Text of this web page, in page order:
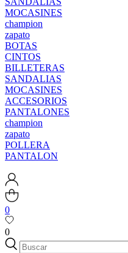
MOCASINES
champion
zapato
BOTAS
CINTOS
BILLETERAS
SANDALIAS
MOCASINES
ACCESORIOS
PANTALONES
champion
zapato
POLLERA
PANTALON
0
0